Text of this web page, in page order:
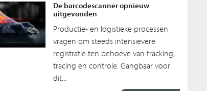
De barcodescanner opnieuw
uitgevonden
Productie- en logistieke processen
vragen om steeds intensievere
registratie ten behoeve van tracking,
tracing en controle. Gangbaar voor
dit...